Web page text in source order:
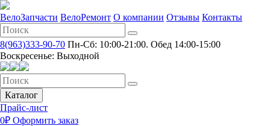
ВелоЗапчасти ВелоРемонт О компании Отзывы Контакты
8(963)333-90-70 Пн-Сб: 10:00-21:00. Обед 14:00-15:00
Воскресенье: Выходной
Каталог
Прайс-лист
0₽ Оформить заказ